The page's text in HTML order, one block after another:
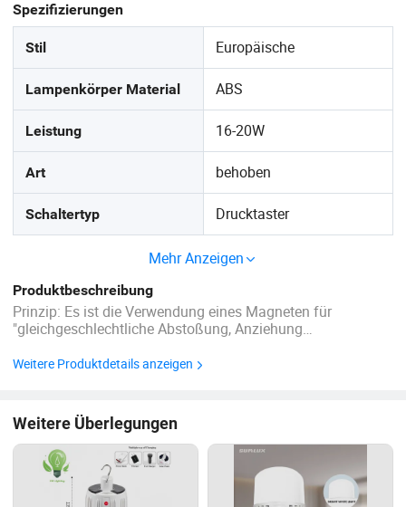
Spezifizierungen
Stil Europäische
Lampenkörper Material ABS
Leistung 16-20W
Art behoben
Schaltertyp Drucktaster
Mehr Anzeigen
Produktbeschreibung
Prinzip: Es ist die Verwendung eines Magneten für
"gleichgeschlechtliche Abstoßung, Anziehung
haben, der Schwerkraft zu widerstehen, das heißt,
Weitere Produktdetails anzeigen
Weitere Überlegungen